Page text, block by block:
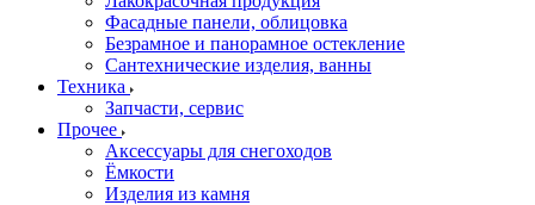
Фасадные панели, облицовка
Безрамное и панорамное остекление
Сантехнические изделия, ванны
Техника
Запчасти, сервис
Прочее
Аксессуары для снегоходов
Ёмкости
Изделия из камня